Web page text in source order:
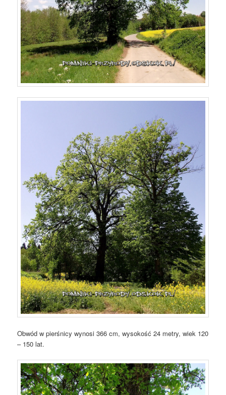
Obwód w pierśnicy wynosi 366 cm, wysokość 24 metry, wiek 120
– 150 lat.